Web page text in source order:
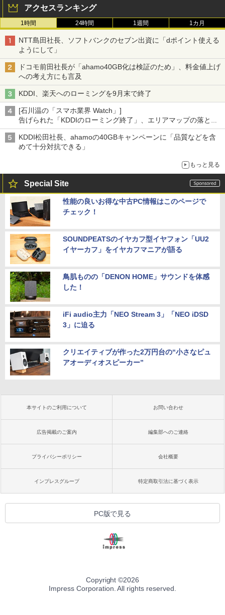
アクセスランキング
1時間 24時間 1週間 1カ月
NTT島田社長、ソフトバンクのセブン出資に「dポイント使える
ようにして」
ドコモ前田社長が「ahamo40GB化は検証のため」、料金値上げ
への考え方にも言及
KDDI、楽天へのローミングを9月末で終了
[石川温の「スマホ業界 Watch」]
告げられた「KDDIのローミング終了」、エリアマップの落とし
穴と楽天モバイルの課題
KDDI松田社長、ahamoの40GBキャンペーンに「品質などを含
めて十分対抗できる」
もっと見る
Special Site
性能の良いお得な中古PC情報はこのページで
チェック！
SOUNDPEATSのイヤカフ型イヤフォン「UU2
イヤーカフ」をイヤカフマニアが語る
鳥肌ものの「DENON HOME」サウンドを体感
した！
iFi audio主力「NEO Stream 3」「NEO iDSD
3」に迫る
クリエイティブが作った2万円台の“小さなピュ
アオーディオスピーカー”
本サイトのご利用について お問い合わせ
広告掲載のご案内 編集部へのご連絡
プライバシーポリシー 会社概要
インプレスグループ 特定商取引法に基づく表示
PC版で見る
Copyright ©2026
Impress Corporation. All rights reserved.